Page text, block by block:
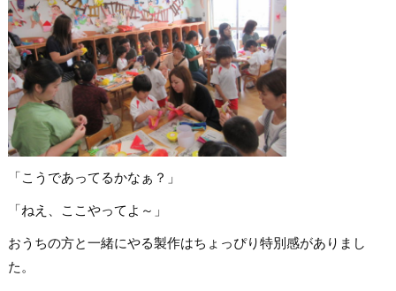
「こうであってるかなぁ？」
「ねえ、ここやってよ～」
おうちの方と一緒にやる製作はちょっぴり特別感がありまし
た。